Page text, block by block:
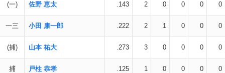
(一) 佐野 恵太 .143 2 0 0 0 0
一三 小田 康一郎 .222 2 1 0 0 0
(捕) 山本 祐大 .273 3 0 0 0 0
捕 戸柱 恭孝 .125 1 0 0 0 0